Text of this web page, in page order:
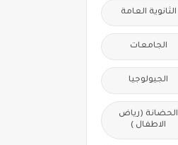
الثانوية العامة
الجامعات
الجيولوجيا
الحضانة (رياض
الاطفال )